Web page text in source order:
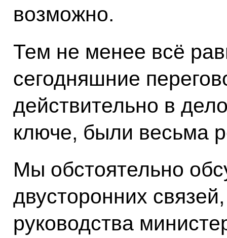
возможно.
Тем не менее всё
сегодняшние
действительно в
ключе, были весьма
Мы обстоятельно
двусторонних
руководства